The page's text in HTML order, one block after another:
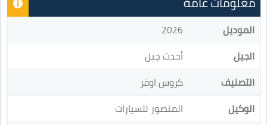
الموديل
2026
الجيل
أحدث جيل
التصنيف
كروس اوفر
الوكيل
المنصور للسيارات